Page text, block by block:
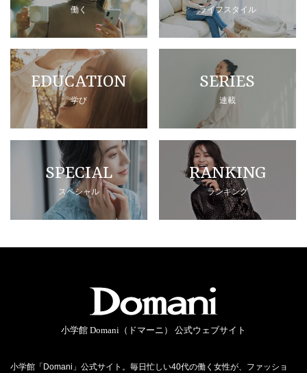
働く ライフスタイル
EDUCATION
学び
SERIES
連載
SPECIAL
スペシャル
RANKING
ランキング
小学館 Domani（ドマーニ） 公式ウェブサイト
小学館「Domani」公式サイト。毎日忙しい40代の働く女性が、ファッショ